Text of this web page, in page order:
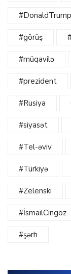
#DonaldTrump
#görüş
#müqavilə
#prezident
#Rusiya
#siyasət
#Tel-əviv
#Türkiyə
#Zelenski
#İsmailCingöz
#şərh